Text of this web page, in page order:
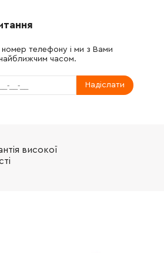
номер телефону і ми з Вами
часом.
Надіслати
високої